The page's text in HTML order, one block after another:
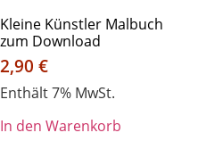
Kleine Künstler Malbuch
zum Download
2,90 €
Enthält 7% MwSt.
In den Warenkorb